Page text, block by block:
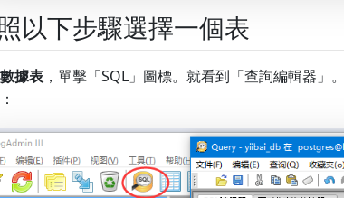
以下步驟選擇一個表
數據表 ，單擊「SQL」圖標。就看到「查詢編輯器